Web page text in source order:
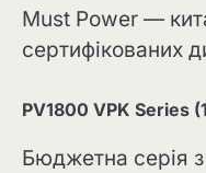
Must Power —
сертифікованих
PV1800 VPK Series
Бюджетна серія